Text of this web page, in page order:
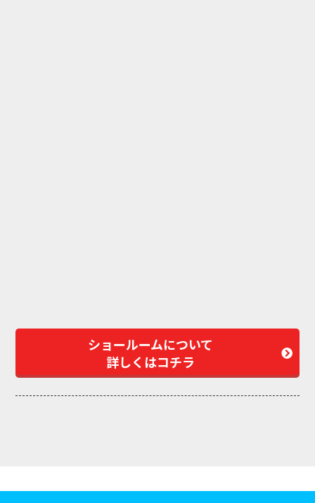
ショールームについて
詳しくはコチラ